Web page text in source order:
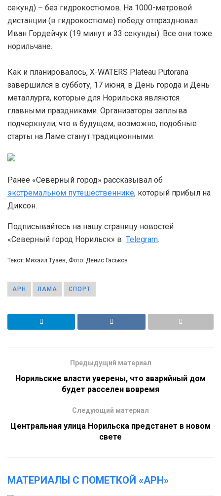
секунд) – без гидрокостюмов. На 1000-метровой
дистанции (в гидрокостюме) победу отпраздновал
Иван Гордейчук (19 минут и 33 секунды). Все они тоже
норильчане.
Как и планировалось, X-WATERS Plateau Putorana
завершился в субботу, 17 июня, в День города и День
металлурга, которые для Норильска являются
главными праздниками. Организаторы заплыва
подчеркнули, что в будущем, возможно, подобные
старты на Ламе станут традиционными.
Ранее «Северный город» рассказывал об
экстремальном путешественнике, который прибыл на
Диксон.
Подписывайтесь на нашу страницу новостей
«Северный город Норильск» в Telegram.
Текст: Михаил Туаев, Фото: Денис Гаськов
АРН ЛАМА СПОРТ
Предыдущий материал
Норильские власти уверены, что аварийный дом
будет расселен вовремя
Следующий материал
Центральная улица Норильска предстанет в новом
свете
МАТЕРИАЛЫ С ПОМЕТКОЙ «АРН»